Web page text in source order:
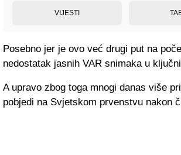
VIJESTI
Posebno jer je ovo već drugi put na
nedostatak jasnih VAR snimaka u
A upravo zbog toga mnogi danas više
pobjedi na Svjetskom prvenstvu nakon